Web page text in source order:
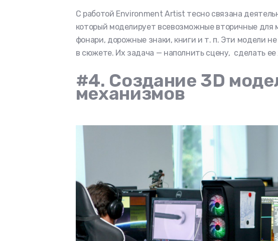
С работой Environment Artist тесно связана
который моделирует всевозможные вторичные для
фонари, дорожные знаки, книги и т. п. Эти модели
в сюжете. Их задача — наполнить сцену, сделать
#4. Создание 3D
механизмов